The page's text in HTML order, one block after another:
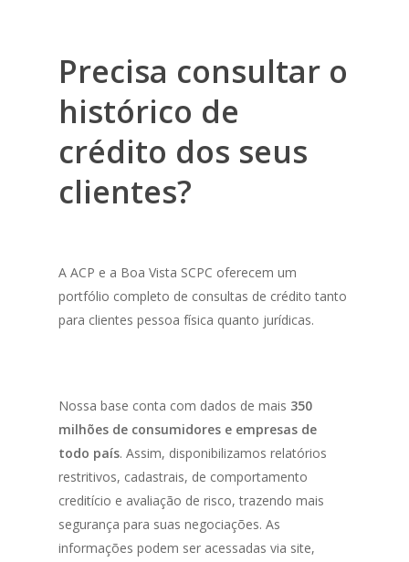
Precisa consultar o
histórico de
crédito dos seus
clientes?
A ACP e a Boa Vista SCPC oferecem um
portfólio completo de consultas de crédito tanto
para clientes pessoa física quanto jurídicas.
Nossa base conta com dados de mais 350
milhões de consumidores e empresas de
todo país. Assim, disponibilizamos relatórios
restritivos, cadastrais, de comportamento
creditício e avaliação de risco, trazendo mais
segurança para suas negociações. As
informações podem ser acessadas via site,